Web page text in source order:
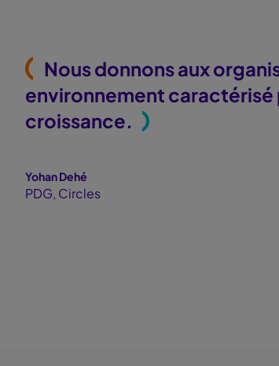
" Nous donnons aux
environnement
croissance. "
Yohan Dehé
PDG, Circles